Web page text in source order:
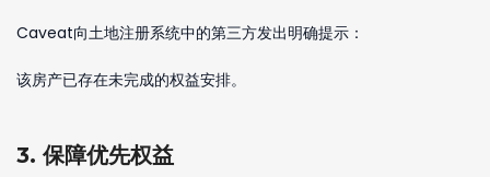
Caveat向土地注册系统中的第三方发出明确提示：
该房产已存在未完成的权益安排。
3. 保障优先权益